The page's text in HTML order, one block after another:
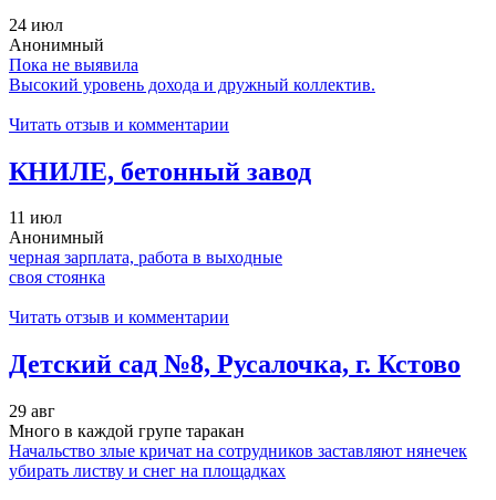
24 июл
Анонимный
Пока не выявила
Высокий уровень дохода и дружный коллектив.
Читать отзыв и комментарии
КНИЛЕ, бетонный завод
11 июл
Анонимный
черная зарплата, работа в выходные
своя стоянка
Читать отзыв и комментарии
Детский сад №8, Русалочка, г. Кстово
29 авг
Много в каждой групе таракан
Начальство злые кричат на сотрудников заставляют нянечек
убирать листву и снег на площадках